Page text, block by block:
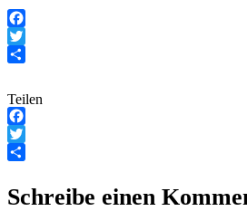
Facebook
Twitter
Teilen
Facebook
Twitter
Schreibe einen